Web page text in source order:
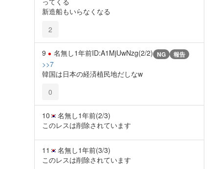
新造船もいらなくなる
2
9 名無し1年前ID:A1MjUwNzg(2/2) NG 報告
>>7
韓国は日本の経済植民地だしなw
0
10 名無し1年前(2/3)
このレスは削除されています
11 名無し1年前(3/3)
このレスは削除されています